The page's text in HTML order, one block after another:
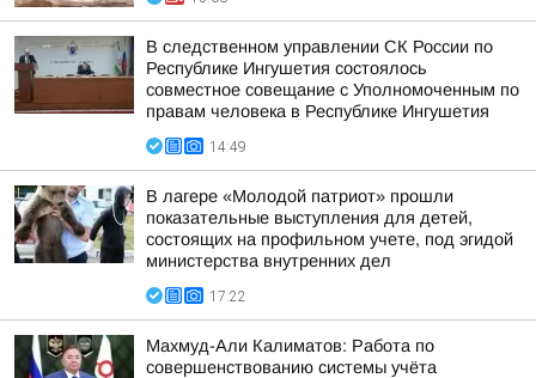
В следственном управлении СК России по
Республике Ингушетия состоялось
совместное совещание с Уполномоченным по
правам человека в Республике Ингушетия
14:49
В лагере «Молодой патриот» прошли
показательные выступления для детей,
состоящих на профильном учете, под эгидой
министерства внутренних дел
17:22
Махмуд-Али Калиматов: Работа по
совершенствованию системы учёта